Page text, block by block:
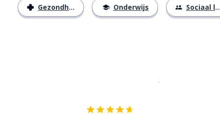
Gezondheid Onderwijs Sociaal leven